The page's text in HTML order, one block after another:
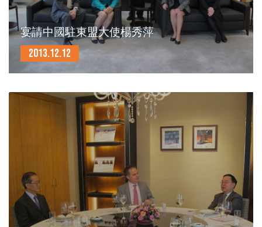
宴請中國駐東盟大使楊秀萍
2013.12.12